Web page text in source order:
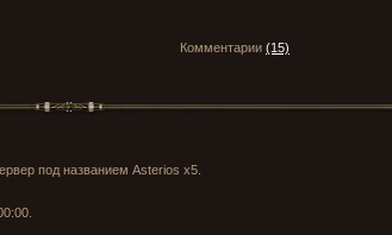
Комментарии (15)
под названием Asterios х5.